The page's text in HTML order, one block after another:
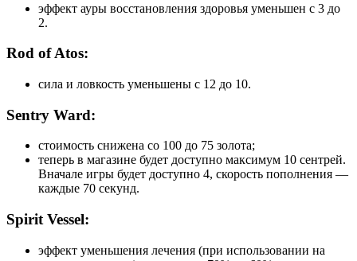
эффект ауры восстановления здоровья уменьшен с 3 до
2.
Rod of Atos:
сила и ловкость уменьшены с 12 до 10.
Sentry Ward:
стоимость снижена со 100 до 75 золота;
теперь в магазине будет доступно максимум 10 сентрей.
Вначале игры будет доступно 4, скорость пополнения —
каждые 70 секунд.
Spirit Vessel:
эффект уменьшения лечения (при использовании на